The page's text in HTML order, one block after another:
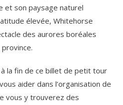
et son paysage naturel
élevée, Whitehorse
des aurores boréales
la fin de ce billet de petit tour
aider dans l’organisation de
vous y trouverez des